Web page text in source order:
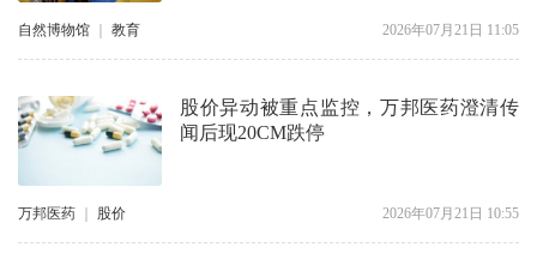
自然博物馆 教育 2026年07月21日 11:05
股价异动被重点监控，万邦医药澄清传
闻后现20CM跌停
万邦医药 股价 2026年07月21日 10:55